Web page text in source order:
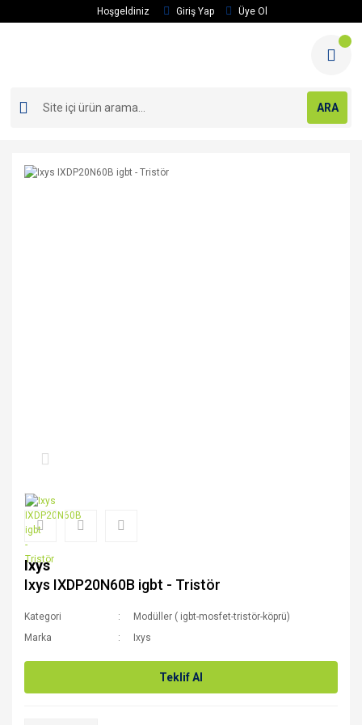
Hoşgeldiniz Giriş Yap Üye Ol
ARA
Ixys
Ixys IXDP20N60B igbt - Tristör
Kategori
Modüller ( igbt-mosfet-tristör-köprü)
Marka
Ixys
Teklif Al